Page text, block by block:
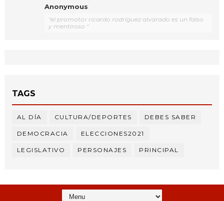
Anonymous
"el promotor ricardo rodríguez alvarado es un falso
y mentiroso "
TAGS
AL DÍA CULTURA/DEPORTES DEBES SABER
DEMOCRACIA ELECCIONES2021
LEGISLATIVO PERSONAJES PRINCIPAL